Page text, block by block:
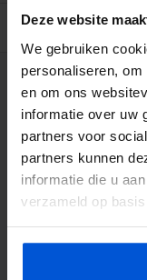
Deze website
We gebruiken
personaliseren,
en om ons
informatie over uw
partners voor
partners kunnen
informatie die u
verzameld op
BESCHRIJVING
WIJ HELPEN JE
0317 358 228
klanten